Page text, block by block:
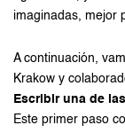
imaginadas, mejor
A continuación,
Krakow y
Escribir una de
Este primer paso